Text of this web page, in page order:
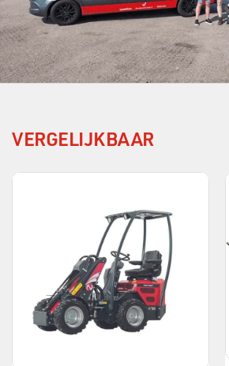
VERGELIJKBAAR